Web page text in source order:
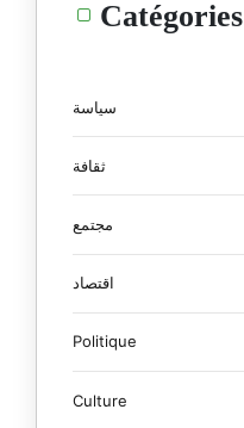
Catégories
سياسة
ثقافة
مجتمع
اقتصاد
Politique
Culture